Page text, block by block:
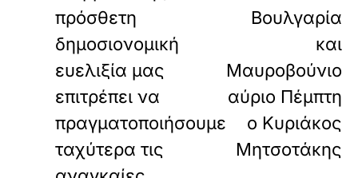
πρόσθετη
δημοσιονομική
ευελιξία μας
επιτρέπει να
πραγματοποιήσουμε
ταχύτερα τις
Βουλγαρία
και
Μαυροβούνιο
αύριο Πέμπτη
ο Κυριάκος
Μητσοτάκης